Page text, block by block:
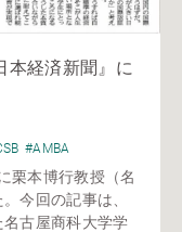
本経済新聞』に
#AMBA
栗本博行教授（名
今回の記事は、
古屋商科大学学